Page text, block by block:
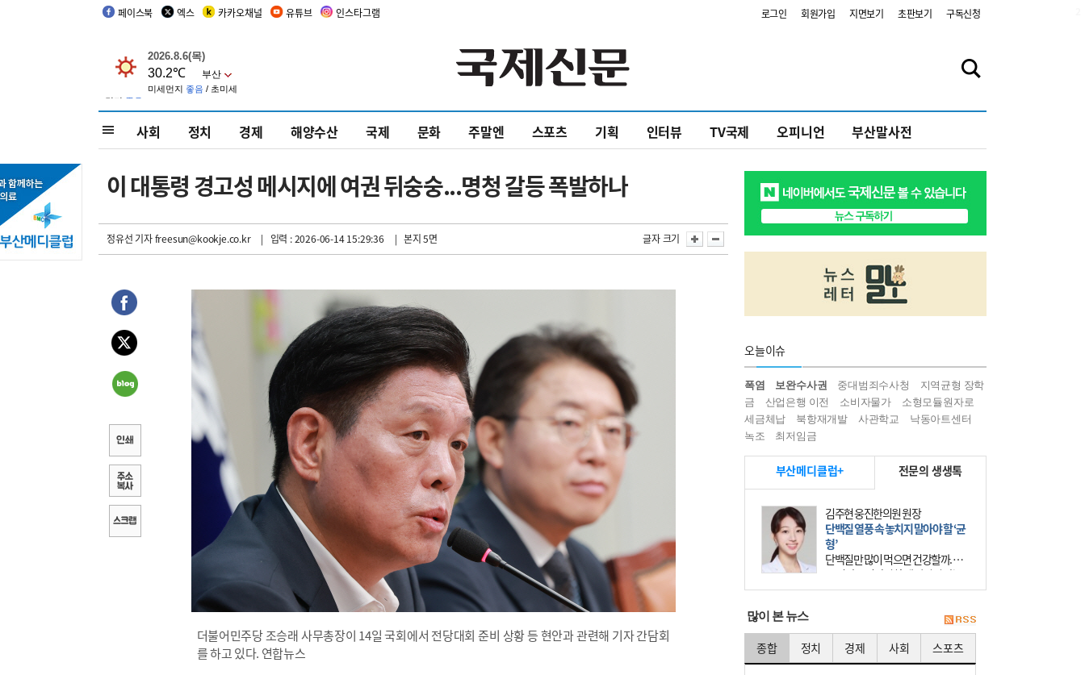
페이스북 엑스 카카오채널 유튜브 인스타그램 로그인 회원가입 지면보기 초판보기 구독신청
사회 정치 경제 해양수산 국제 문화 주말엔 스포츠 기획 인터뷰 TV국제 오피니언 부산말사전
이 대통령 경고성 메시지에 여권 뒤숭숭...명청 갈등 폭발하나
정유선 기자freesun@kookje.co.kr | 입력 : 2026-06-14 15:29:36 | 본지 5면 글자 크기
더불어민주당 조승래 사무총장이 14일 국회에서 전당대회 준비 상황 등 현안과 관련해 기자 간담회
를 하고 있다. 연합뉴스
오늘이슈
폭염 보완수사권 중대범죄수사청
지역균형 장학
금
산업은행 이전 소비자물가
소형모듈원자로
세금체납
북항재개발 사관학교
낙동아트센터
녹조
최저임금
부산메디클럽+ 전문의 생생톡
김주현 웅진한의원 원장
단백질 열풍 속 놓치지 말아야 할 ‘균
형’
단백질만 많이 먹으면 건강할까. 요
즘 건강을 이야기할 때 빠지지 않는
키워드가 단백질이다. 헬스장을 다니
많이 본 뉴스
종합 정치 경제 사회 스포츠